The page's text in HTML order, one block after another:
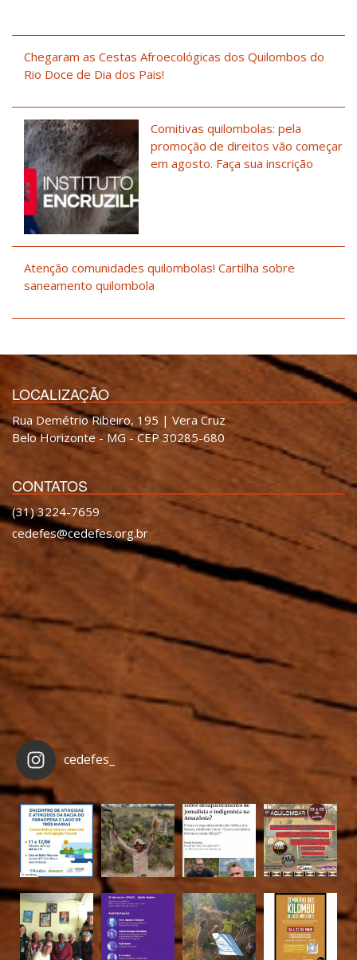
Chegaram as Cestas Afroecológicas dos Quilombos do
Rio Doce de Dia dos Pais!
Comitivas quilombolas: pela
promoção de direitos vão começar
em agosto. Faça sua inscrição
Atenção comunidades quilombolas! Cartilha sobre
saneamento quilombola
LOCALIZAÇÃO
Rua Demétrio Ribeiro, 195 | Vera Cruz
Belo Horizonte - MG - CEP 30285-680
CONTATOS
(31) 3224-7659
cedefes@cedefes.org.br
cedefes_